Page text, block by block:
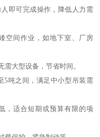
即可完成操作，降低人力需
空间作业，如地下室、厂房
大型设备，节省时间。
5吨之间，满足中小型吊装需
，适合短期或预算有限的项